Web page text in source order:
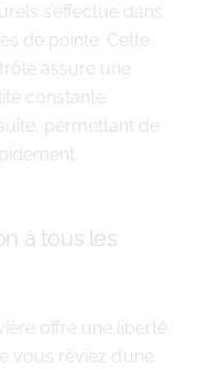
s’effectue dans
de pointe. Cette
assure une
constante.
permettant de
à tous les
offre une liberté
vous rêviez d’une